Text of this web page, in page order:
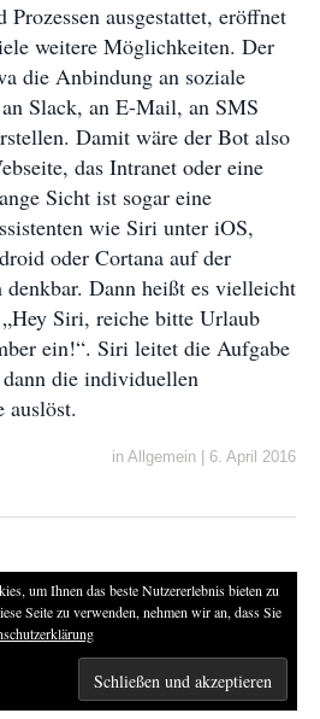
ausgestattet, eröffnet
weitere Möglichkeiten. Der
die Anbindung an soziale
Slack, an E-Mail, an SMS
Damit wäre der Bot also
das Intranet oder eine
Sicht ist sogar eine
wie Siri unter iOS,
oder Cortana auf der
Dann heißt es vielleicht
Siri, reiche bitte Urlaub
ein!“. Siri leitet die Aufgabe
die individuellen
auslöst.
in Allgemein 6. April 2016
vonWordPress
um Ihnen das beste Nutzererlebnis bieten zu
Seite zu verwenden, nehmen wir an, dass Sie